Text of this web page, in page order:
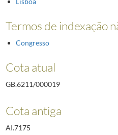
Termos de indexação
Congresso
Cota atual
GB.6211/000019
Cota antiga
AI.7175